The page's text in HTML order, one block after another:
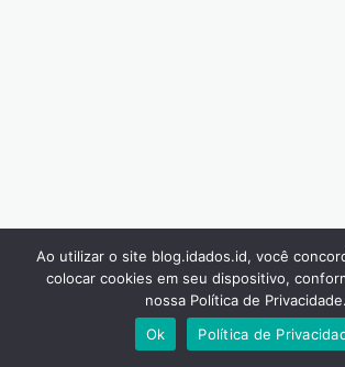
Ao utilizar o site blog.idados.id, você
colocar cookies em seu dispositivo,
nossa Política de Privacidade.
Ok
Política de